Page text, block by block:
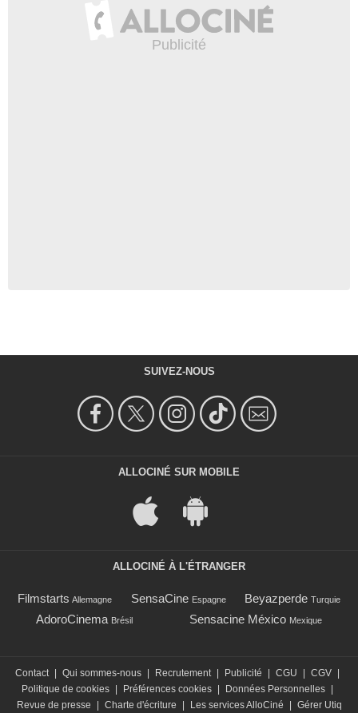
SUIVEZ-NOUS
ALLOCINÉ SUR MOBILE
ALLOCINÉ À L'ÉTRANGER
Filmstarts Allemagne SensaCine Espagne Beyazperde Turquie
AdoroCinema Brésil Sensacine México Mexique
Contact Qui sommes-nous Recrutement Publicité CGU CGV
Politique de cookies
Préférences cookies Données Personnelles
Revue de presse
Charte d'écriture Les services AlloCiné Gérer Utiq